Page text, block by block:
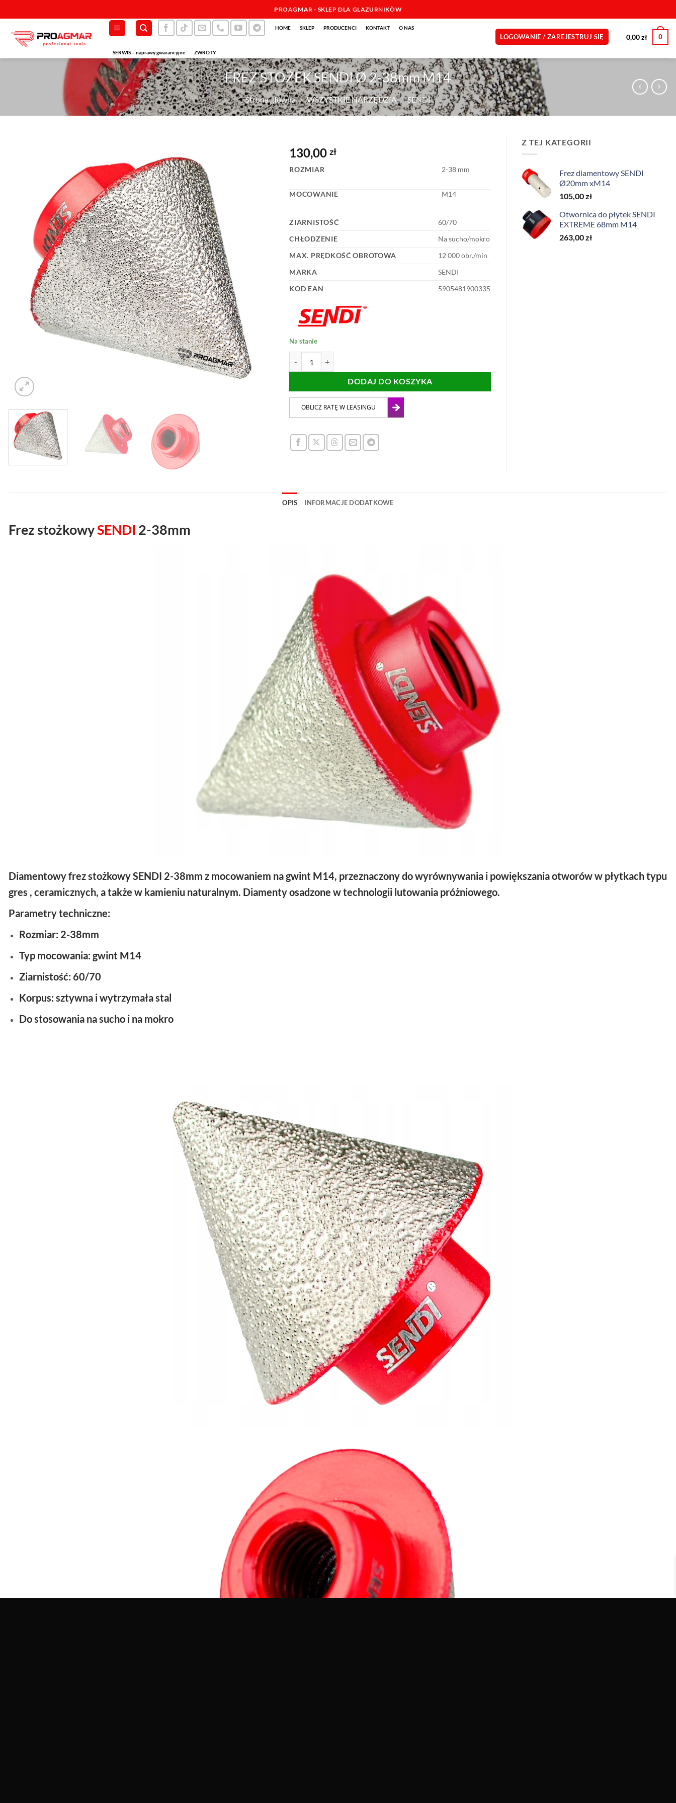
do
zawartości
PROAGMAR - SKLEP DLA GLAZURNIKÒW
HOME SKLEP PRODUCENCI KONTAKT O NAS
SERWIS – naprawy gwarancyjne ZWROTY
LOGOWANIE / ZAREJESTRUJ SIĘ 0,00zł 0
FREZ STOŻEK SENDI Ø 2-38mm M14
Strona główna / WSZYSTKIE NARZĘDZIA / SENDI
130,00zł
ROZMIAR 2-38 mm
MOCOWANIE M14
ZIARNISTOŚĆ
60/70
CHŁODZENIE
Na sucho/mokro
MAX. PRĘDKOŚĆ OBROTOWA
12 000 obr./min
MARKA
SENDI
KOD EAN
5905481900335
Na stanie
DODAJ DO KOSZYKA
Z TEJ KATEGORII
Frez diamentowy SENDI
Ø20mm xM14
105,00zł
Otwornica do płytek SENDI
EXTREME 68mm M14
263,00zł
OPIS INFORMACJE DODATKOWE
Frez stożkowySENDI 2-38mm
Diamentowy frez stożkowy SENDI 2-38mm z mocowaniem na gwint M14, przeznaczony do wyrównywania i powiększania otworów w płytkach typu
gres , ceramicznych, a także w kamieniu naturalnym. Diamenty osadzone w technologii lutowania próżniowego.
Parametry techniczne:
Rozmiar: 2-38mm
Typ mocowania: gwint M14
Ziarnistość: 60/70
Korpus: sztywna i wytrzymała stal
Do stosowania na sucho i na mokro